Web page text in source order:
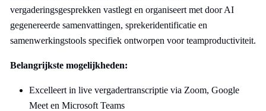
vergaderingsgesprekken vastlegt en organiseert met door AI
gegenereerde samenvattingen, sprekeridentificatie en
samenwerkingstools specifiek ontworpen voor teamproductiviteit.
Belangrijkste mogelijkheden:
Excelleert in live vergadertranscriptie via Zoom, Google
Meet en Microsoft Teams